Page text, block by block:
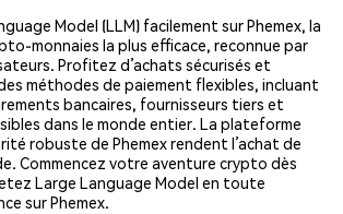
Model (LLM) facilement sur Phemex, la
monnaies la plus efficace, reconnue par
Profitez d’achats sécurisés et
méthodes de paiement flexibles, incluant
bancaires, fournisseurs tiers et
dans le monde entier. La plateforme
robuste de Phemex rendent l’achat de
Commencez votre aventure crypto dès
Large Language Model en toute
sur Phemex.